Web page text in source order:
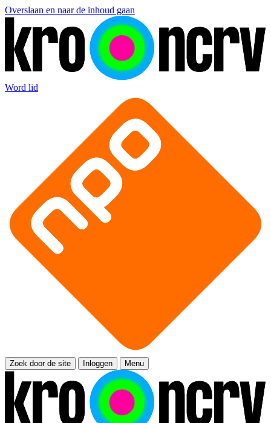
Overslaan en naar de inhoud gaan
Word lid
Zoek door de site Inloggen Menu